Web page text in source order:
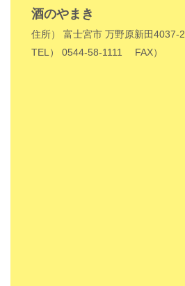
酒のやまき
住所） 富士宮市 万野原新田4037-2
TEL） 0544-58-1111
FAX）